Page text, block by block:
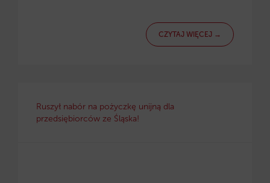
CZYTAJ WIĘCEJ →
Ruszył nabór na pożyczkę unijną dla
przedsiębiorców ze Śląska!